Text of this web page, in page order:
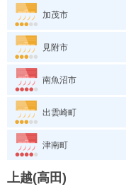
加茂市
見附市
南魚沼市
出雲崎町
津南町
上越(高田)